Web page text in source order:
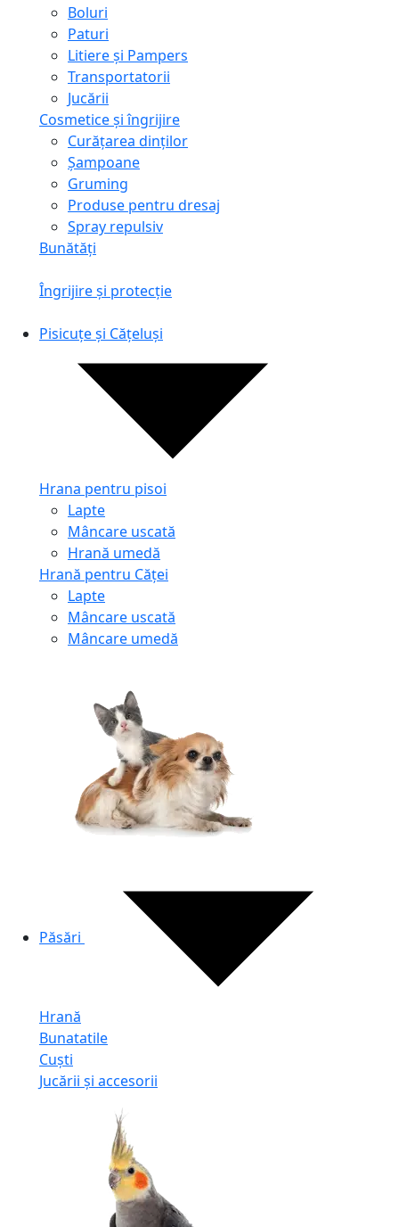
Boluri
Paturi
Litiere și Pampers
Transportatorii
Jucării
Cosmetice și îngrijire
Curățarea dinților
Șampoane
Gruming
Produse pentru dresaj
Spray repulsiv
Bunătăți
Îngrijire și protecție
Pisicuțe și Cățeluși
Hrana pentru pisoi
Lapte
Mâncare uscată
Hrană umedă
Hrană pentru Căței
Lapte
Mâncare uscată
Mâncare umedă
Păsări
Hrană
Bunatatile
Cuști
Jucării și accesorii